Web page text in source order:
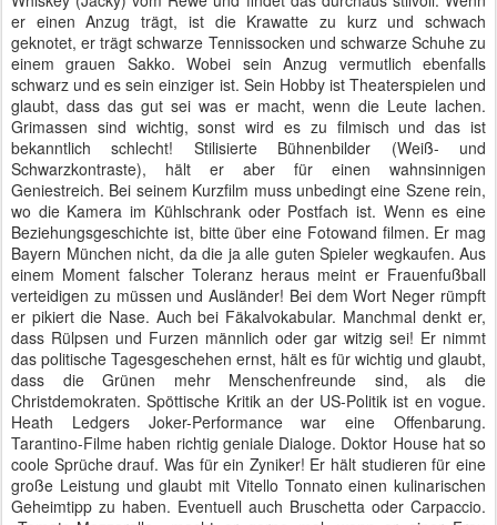
er einen Anzug trägt, ist die Krawatte zu kurz und schwach
geknotet, er trägt schwarze Tennissocken und schwarze Schuhe zu
einem grauen Sakko. Wobei sein Anzug vermutlich ebenfalls
schwarz und es sein einziger ist. Sein Hobby ist Theaterspielen und
glaubt, dass das gut sei was er macht, wenn die Leute lachen.
Grimassen sind wichtig, sonst wird es zu filmisch und das ist
bekanntlich schlecht! Stilisierte Bühnenbilder (Weiß- und
Schwarzkontraste), hält er aber für einen wahnsinnigen
Geniestreich. Bei seinem Kurzfilm muss unbedingt eine Szene rein,
wo die Kamera im Kühlschrank oder Postfach ist. Wenn es eine
Beziehungsgeschichte ist, bitte über eine Fotowand filmen. Er mag
Bayern München nicht, da die ja alle guten Spieler wegkaufen. Aus
einem Moment falscher Toleranz heraus meint er Frauenfußball
verteidigen zu müssen und Ausländer! Bei dem Wort Neger rümpft
er pikiert die Nase. Auch bei Fäkalvokabular. Manchmal denkt er,
dass Rülpsen und Furzen männlich oder gar witzig sei! Er nimmt
das politische Tagesgeschehen ernst, hält es für wichtig und glaubt,
dass die Grünen mehr Menschenfreunde sind, als die
Christdemokraten. Spöttische Kritik an der US-Politik ist en vogue.
Heath Ledgers Joker-Performance war eine Offenbarung.
Tarantino-Filme haben richtig geniale Dialoge. Doktor House hat so
coole Sprüche drauf. Was für ein Zyniker! Er hält studieren für eine
große Leistung und glaubt mit Vitello Tonnato einen kulinarischen
Geheimtipp zu haben. Eventuell auch Bruschetta oder Carpaccio.